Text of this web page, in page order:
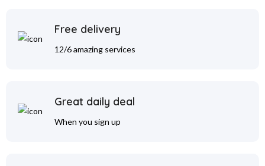
Free delivery
12/6 amazing services
Great daily deal
When you sign up